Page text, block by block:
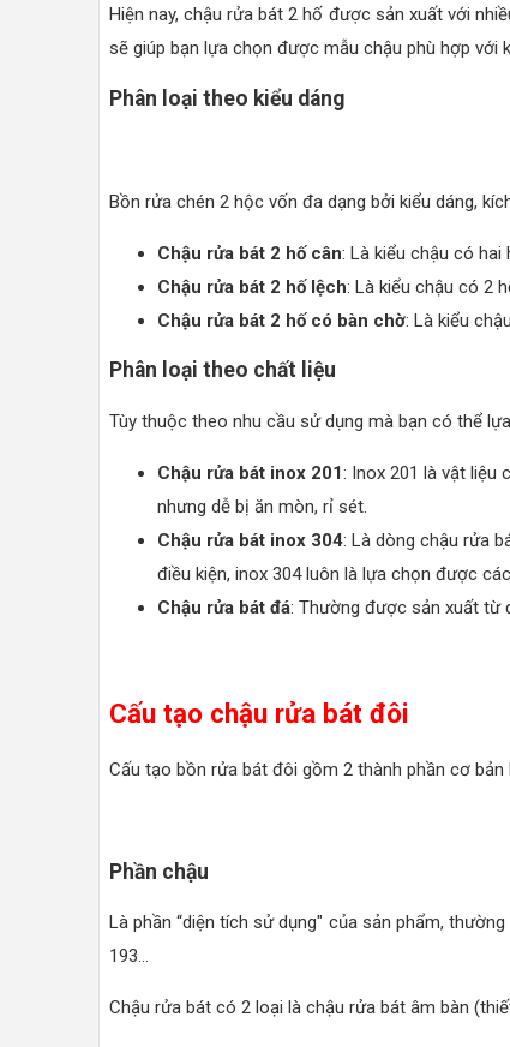
Hiện nay, chậu rửa bát 2 hố được sản xuất với
sẽ giúp bạn lựa chọn được mẫu chậu phù hợp với
Phân loại theo kiểu dáng
Bồn rửa chén 2 hộc vốn đa dạng bởi kiểu dáng,
Chậu rửa bát 2 hố cân: Là kiểu chậu có hai
Chậu rửa bát 2 hố lệch: Là kiểu chậu có 2
Chậu rửa bát 2 hố có bàn chờ: Là kiểu
Phân loại theo chất liệu
Tùy thuộc theo nhu cầu sử dụng mà bạn có thể
Chậu rửa bát inox 201: Inox 201 là vật liệu
nhưng dễ bị ăn mòn, rỉ sét.
Chậu rửa bát inox 304: Là dòng chậu rửa
điều kiện, inox 304 luôn là lựa chọn được
Chậu rửa bát đá: Thường được sản xuất từ
Cấu tạo chậu rửa bát đôi
Cấu tạo bồn rửa bát đôi gồm 2 thành phần cơ
Phần chậu
Là phần “diện tích sử dụng" của sản phẩm,
193…
Chậu rửa bát có 2 loại là chậu rửa bát âm bàn